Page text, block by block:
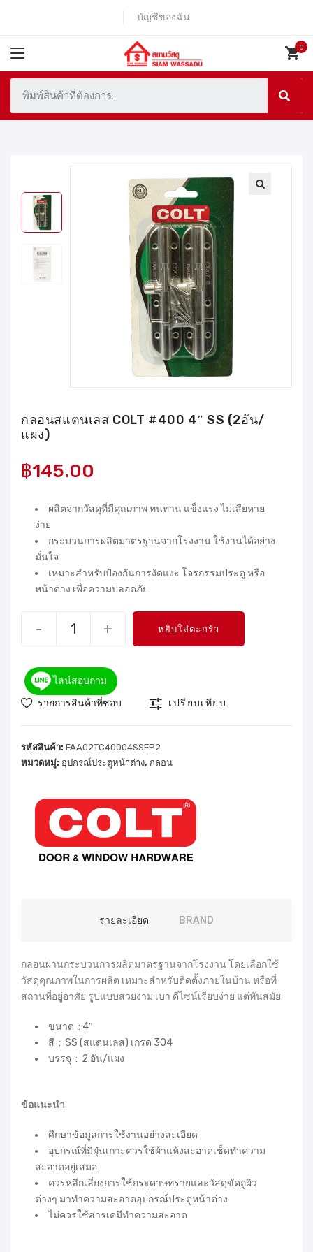
บัญชีของฉัน
กลอนสแตนเลส COLT #400 4″ SS (2อัน/
แผง)
฿145.00
ผลิตจากวัสดุที่มีคุณภาพ ทนทาน แข็งแรง ไม่เสียหาย
ง่าย
กระบวนการผลิตมาตรฐานจากโรงงาน ใช้งานได้อย่าง
มั่นใจ
เหมาะสำหรับป้องกันการงัดแงะ โจรกรรมประตู หรือ
หน้าต่าง เพื่อความปลอดภัย
- + หยิบใส่ตะกร้า
ไลน์สอบถาม
รายการสินค้าที่ชอบ
เปรียบเทียบ
รหัสสินค้า: FAA02TC40004SSFP2
หมวดหมู่: อุปกรณ์ประตูหน้าต่าง, กลอน
รายละเอียด BRAND
กลอนผ่านกระบวนการผลิตมาตรฐานจากโรงงาน โดยเลือกใช้
วัสดุคุณภาพในการผลิต เหมาะสำหรับติดตั้งภายในบ้าน หรือที่
สถานที่อยู่อาศัย รูปแบบสวยงาม เบา ดีไซน์เรียบง่าย แต่ทันสมัย
ขนาด : 4″
สี : SS (สแตนเลส) เกรด 304
บรรจุ : 2 อัน/แผง
ข้อแนะนำ
ศึกษาข้อมูลการใช้งานอย่างละเอียด
อุปกรณ์ที่มีฝุ่นเกาะควรใช้ผ้าแห้งสะอาดเช็ดทำความ
สะอาดอยู่เสมอ
ควรหลีกเลี่ยงการใช้กระดาษทรายและวัสดุขัดถูผิว
ต่างๆ มาทำความสะอาดอุปกรณ์ประตูหน้าต่าง
ไม่ควรใช้สารเคมีทำความสะอาด